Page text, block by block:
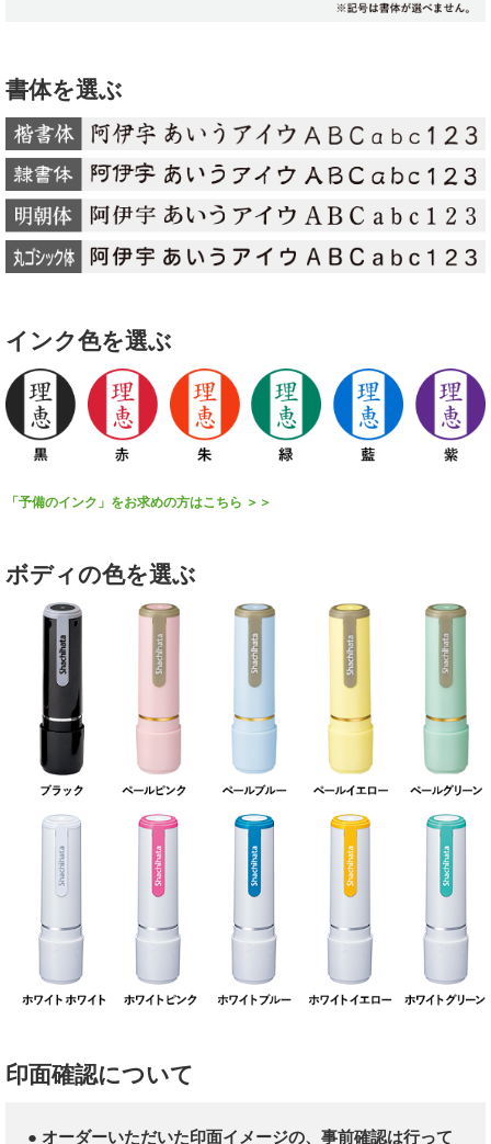
書体を選ぶ
インク色を選ぶ
「予備のインク」をお求めの方はこちら ＞＞
ボディの色を選ぶ
印面確認について
● オーダーいただいた印面イメージの、事前確認は行って